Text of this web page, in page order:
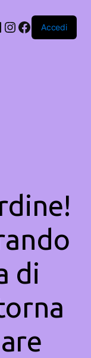
Instagram
Facebook
Accedi
di